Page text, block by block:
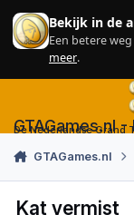
Skip to content
Bekijk in de
Een betere
meer.
GTAGames.nl
De Nederlandse Grand
GTAGames.nl
Kat vermist